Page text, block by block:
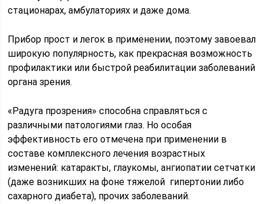
стационарах, амбулаториях и даже дома.
Прибор прост и легок в применении, поэтому завоевал
широкую популярность, как прекрасная возможность
профилактики или быстрой реабилитации заболеваний
органа зрения.
«Радуга прозрения» способна справляться с
различными патологиями глаз. Но особая
эффективность его отмечена при применении в
составе комплексного лечения возрастных
изменений: катаракты, глаукомы, ангиопатии сетчатки
(даже возникших на фоне тяжелой гипертонии либо
сахарного диабета), прочих заболеваний.